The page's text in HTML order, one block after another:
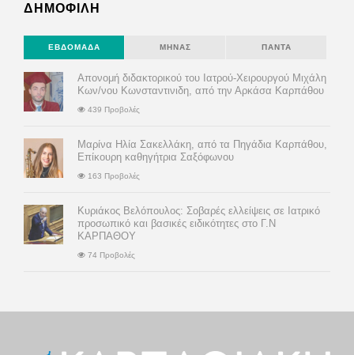
ΔΗΜΟΦΙΛΗ
ΕΒΔΟΜΆΔΑ ΜΉΝΑΣ ΠΆΝΤΑ
Απονομή διδακτορικού του Ιατρού-Χειρουργού Μιχάλη
Κων/νου Κωνσταντινιδη, από την Αρκάσα Καρπάθου
439 Προβολές
Μαρίνα Ηλία Σακελλάκη, από τα Πηγάδια Καρπάθου,
Επίκουρη καθηγήτρια Σαξόφωνου
163 Προβολές
Κυριάκος Βελόπουλος: Σοβαρές ελλείψεις σε Ιατρικό
προσωπικό και βασικές ειδικότητες στο Γ.Ν
ΚΑΡΠΑΘΟΥ
74 Προβολές